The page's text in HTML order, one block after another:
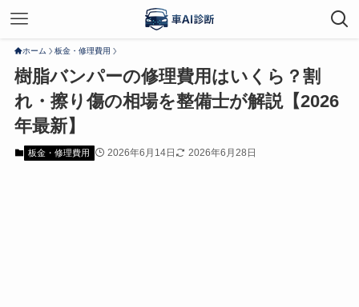
ホーム 板金・修理費用
樹脂バンパーの修理費用はいくら？割
れ・擦り傷の相場を整備士が解説【2026
年最新】
板金・修理費用 2026年6月14日 2026年6月28日